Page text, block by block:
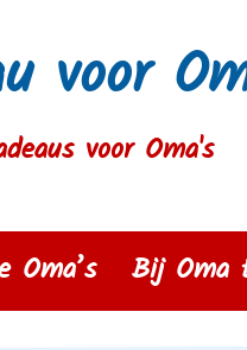
voor
voor Oma's
Oma’s Bij Oma